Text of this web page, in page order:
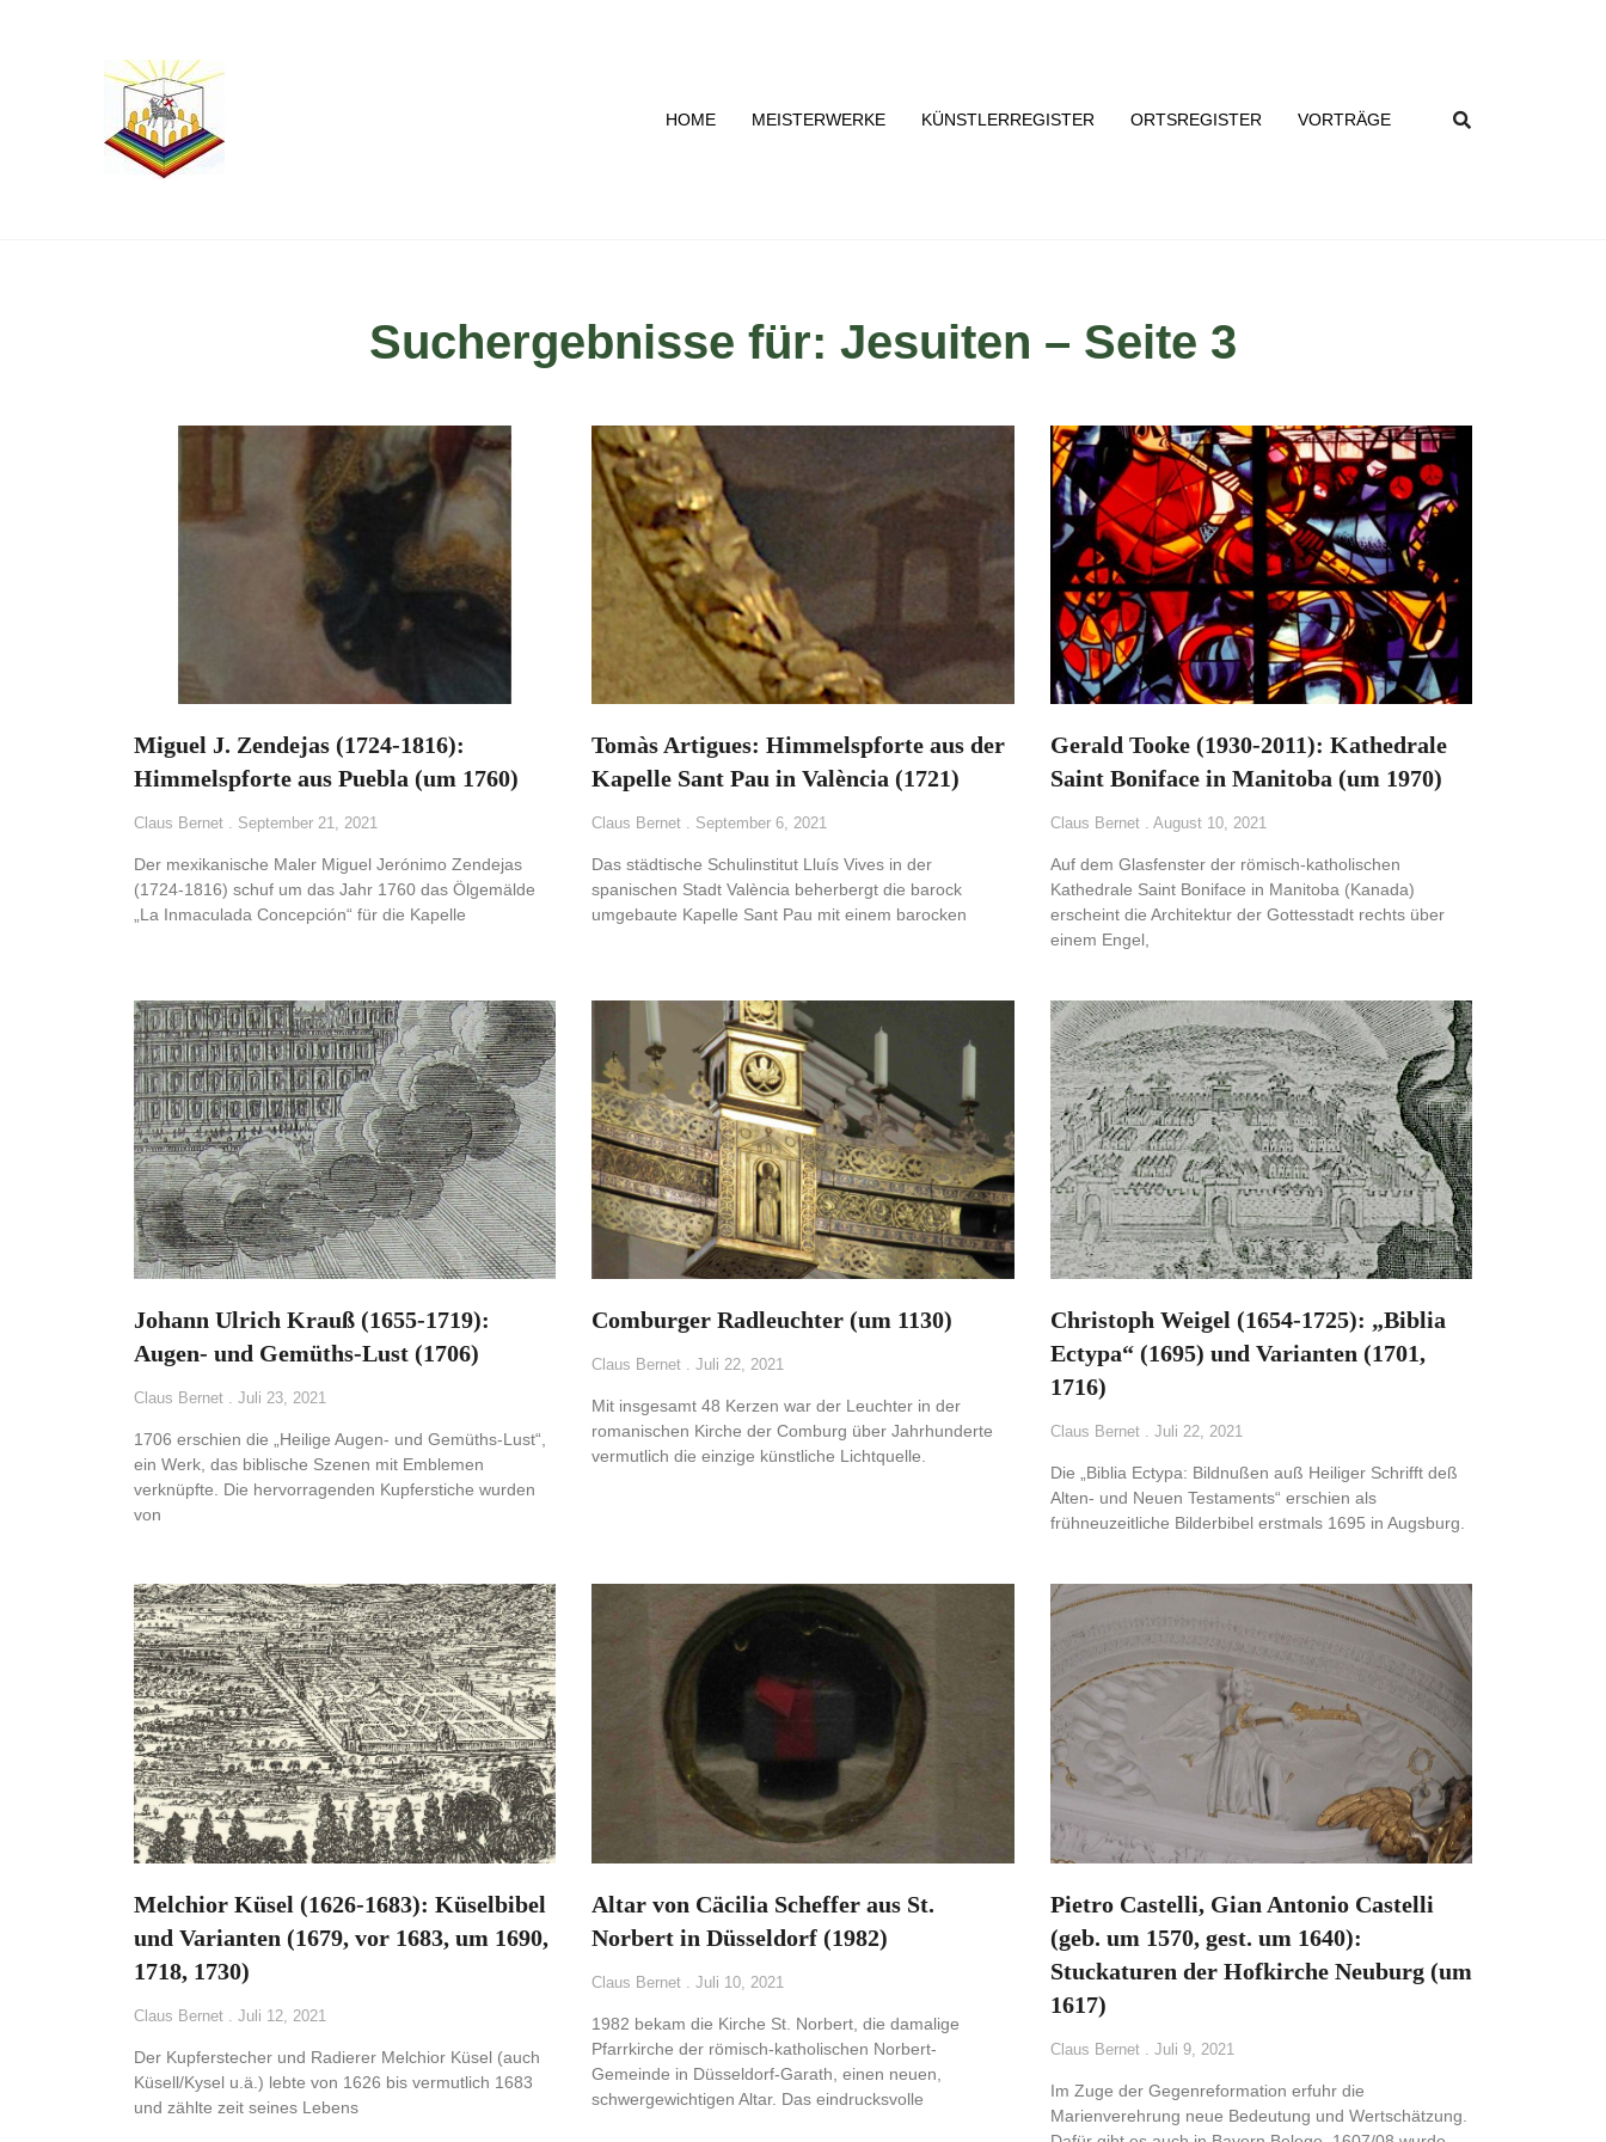
HOME MEISTERWERKE KÜNSTLERREGISTER ORTSREGISTER VORTRÄGE
Suchergebnisse für: Jesuiten – Seite 3
Miguel J. Zendejas (1724-1816):
Himmelspforte aus Puebla (um 1760)
Claus Bernet September 21, 2021
Der mexikanische Maler Miguel Jerónimo Zendejas
(1724-1816) schuf um das Jahr 1760 das Ölgemälde
„La Inmaculada Concepción“ für die Kapelle
Tomàs Artigues: Himmelspforte aus der
Kapelle Sant Pau in València (1721)
Claus Bernet September 6, 2021
Das städtische Schulinstitut Lluís Vives in der
spanischen Stadt València beherbergt die barock
umgebaute Kapelle Sant Pau mit einem barocken
Gerald Tooke (1930-2011): Kathedrale
Saint Boniface in Manitoba (um 1970)
Claus Bernet August 10, 2021
Auf dem Glasfenster der römisch-katholischen
Kathedrale Saint Boniface in Manitoba (Kanada)
erscheint die Architektur der Gottesstadt rechts über
einem Engel,
Johann Ulrich Krauß (1655-1719):
Augen- und Gemüths-Lust (1706)
Claus Bernet Juli 23, 2021
1706 erschien die „Heilige Augen- und Gemüths-Lust“,
ein Werk, das biblische Szenen mit Emblemen
verknüpfte. Die hervorragenden Kupferstiche wurden
von
Comburger Radleuchter (um 1130)
Claus Bernet Juli 22, 2021
Mit insgesamt 48 Kerzen war der Leuchter in der
romanischen Kirche der Comburg über Jahrhunderte
vermutlich die einzige künstliche Lichtquelle.
Christoph Weigel (1654-1725): „Biblia
Ectypa“ (1695) und Varianten (1701,
1716)
Claus Bernet Juli 22, 2021
Die „Biblia Ectypa: Bildnußen auß Heiliger Schrifft deß
Alten- und Neuen Testaments“ erschien als
frühneuzeitliche Bilderbibel erstmals 1695 in Augsburg.
Melchior Küsel (1626-1683): Küselbibel
und Varianten (1679, vor 1683, um 1690,
1718, 1730)
Claus Bernet Juli 12, 2021
Der Kupferstecher und Radierer Melchior Küsel (auch
Küsell/Kysel u.ä.) lebte von 1626 bis vermutlich 1683
und zählte zeit seines Lebens
Altar von Cäcilia Scheffer aus St.
Norbert in Düsseldorf (1982)
Claus Bernet Juli 10, 2021
1982 bekam die Kirche St. Norbert, die damalige
Pfarrkirche der römisch-katholischen Norbert-
Gemeinde in Düsseldorf-Garath, einen neuen,
schwergewichtigen Altar. Das eindrucksvolle
Pietro Castelli, Gian Antonio Castelli
(geb. um 1570, gest. um 1640):
Stuckaturen der Hofkirche Neuburg (um
1617)
Claus Bernet Juli 9, 2021
Im Zuge der Gegenreformation erfuhr die
Marienverehrung neue Bedeutung und Wertschätzung.